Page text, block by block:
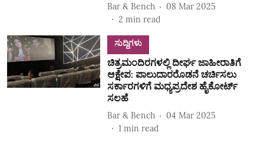
Bar & Bench
08 Mar 2025
2 min read
ಸುದ್ದಿಗಳು
ಚಿತ್ರಮಂದಿರಗಳಲ್ಲಿ ದೀರ್ಘ ಜಾಹೀರಾತಿಗೆ
ಆಕ್ಷೇಪ: ಪಾಲುದಾರರೊಡನೆ ಚರ್ಚಿಸಲು
ಸರ್ಕಾರಗಳಿಗೆ ಮಧ್ಯಪ್ರದೇಶ ಹೈಕೋರ್ಟ್
ಸಲಹೆ
Bar & Bench
04 Mar 2025
1 min read